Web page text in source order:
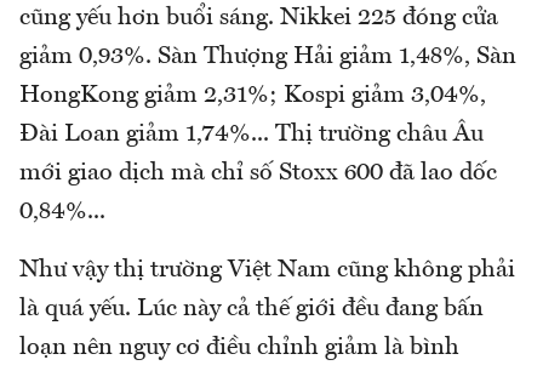
cũng yếu hơn buổi sáng. Nikkei 225 đóng cửa
giảm 0,93%. Sàn Thượng Hải giảm 1,48%, Sàn
HongKong giảm 2,31%; Kospi giảm 3,04%,
Đài Loan giảm 1,74%... Thị trường châu Âu
mới giao dịch mà chỉ số Stoxx 600 đã lao dốc
0,84%...
Như vậy thị trường Việt Nam cũng không phải
là quá yếu. Lúc này cả thế giới đều đang bấn
loạn nên nguy cơ điều chỉnh giảm là bình